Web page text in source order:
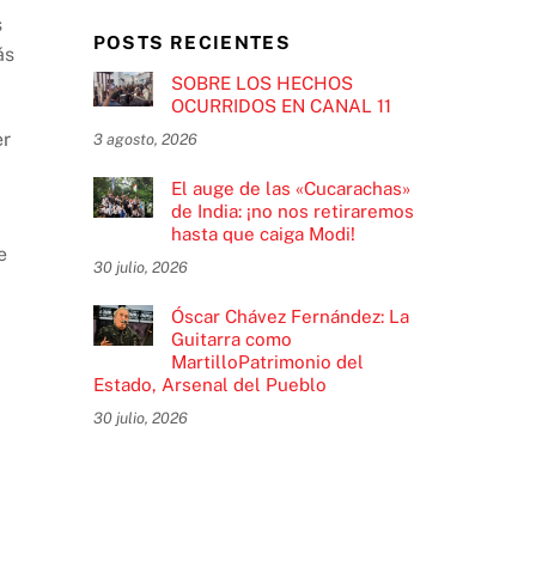
POSTS RECIENTES
SOBRE LOS HECHOS
OCURRIDOS EN CANAL 11
3 agosto, 2026
El auge de las «Cucarachas»
de India: ¡no nos retiraremos
hasta que caiga Modi!
30 julio, 2026
Óscar Chávez Fernández: La
Guitarra como
MartilloPatrimonio del
Estado, Arsenal del Pueblo
30 julio, 2026